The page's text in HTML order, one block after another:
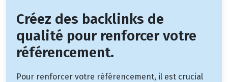
Créez des backlinks de
qualité pour renforcer votre
référencement.
Pour renforcer votre référencement, il est crucial